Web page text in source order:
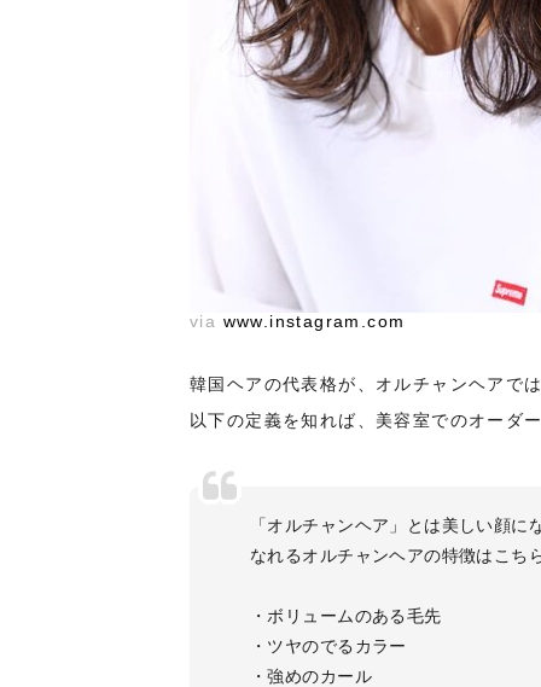
via www.instagram.com
韓国ヘアの代表格が、オルチャンヘアで
以下の定義を知れば、美容室でのオーダ
「オルチャンヘア」とは美しい顔
なれるオルチャンヘアの特徴はこち
・ボリュームのある毛先
・ツヤのでるカラー
・強めのカール